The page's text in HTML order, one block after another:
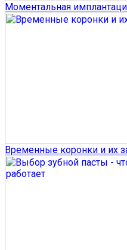
Моментальная
Временные коронки и их